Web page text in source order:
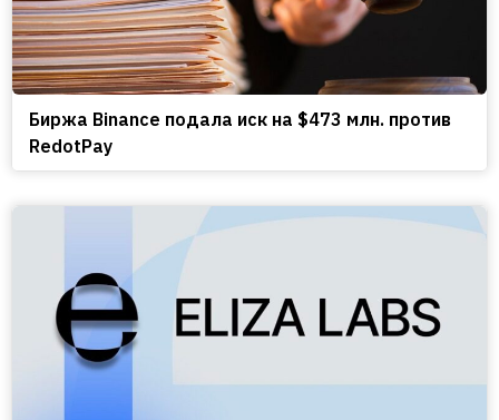
Биржа Binance подала иск на $473 млн. против
RedotPay